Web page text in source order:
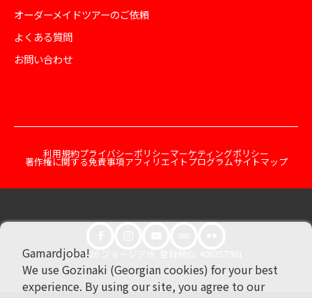
オーダーメイドツアーのご依頼
よくある質問
お問い合わせ
利用規約プライバシーポリシーマーケティングポリシー
著作権に関する免責事項アフィリエイトプログラムサイトマップ
© 2026 ジョージア州. 登録税ID: 406357981
Gamardjoba!
We use Gozinaki (Georgian cookies) for your best
experience. By using our site, you agree to our